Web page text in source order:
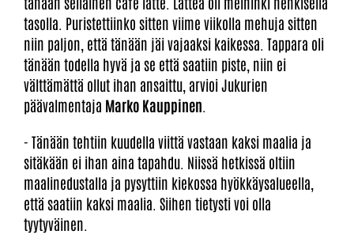
tasolla. Puristettiinko sitten viime viikolla mehuja sitten
niin paljon, että tänään jäi vajaaksi kaikessa. Tappara oli
tänään todella hyvä ja se että saatiin piste, niin ei
välttämättä ollut ihan ansaittu, arvioi Jukurien
päävalmentaja Marko Kauppinen
- Tänään tehtiin kuudella viittä vastaan kaksi maalia ja
sitäkään ei ihan aina tapahdu. Niissä hetkissä oltiin
maalinedustalla ja pysyttiin kiekossa hyökkäysalueella,
että saatiin kaksi maalia. Siihen tietysti voi olla
tyytyväinen.